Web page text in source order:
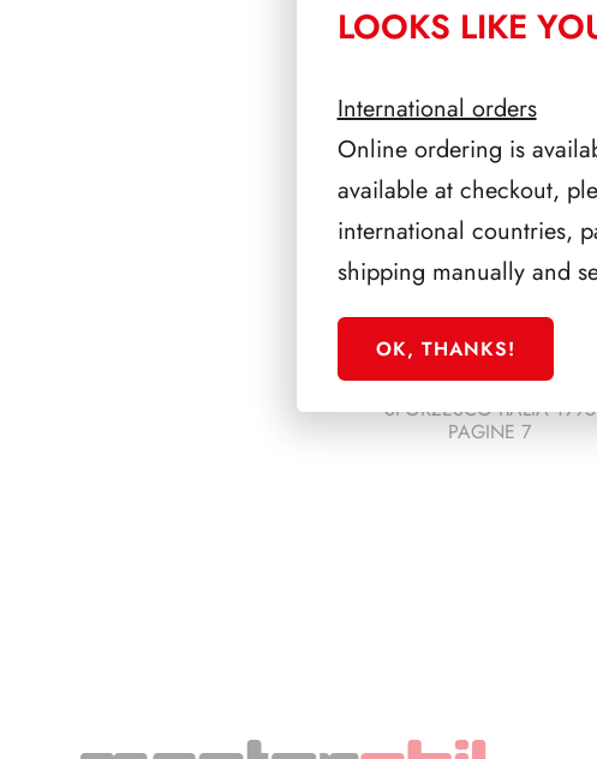
SFORZESCO ITALIA 1995
PAGINE 7
LOOKS LIKE
International orders
Online ordering is
available at checkout,
international countries,
shipping manually and
OK, THANKS!